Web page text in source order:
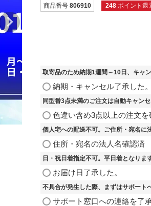
商品番号 806910 248 ポイント還
取寄品のため納期1週間～10日、キャ
納期・キャンセル了承した。
同型番3点未満のご注文は自動キャン
色違い含め3点以上の注文を
個人宅への配送不可。ご住所・宛名に
住所・宛名の法人名確認済
日・祝日着指定不可。平日着となりま
お届け日了承した。
不具合が発生した際、まずはサポート
サポート窓口への連絡を了